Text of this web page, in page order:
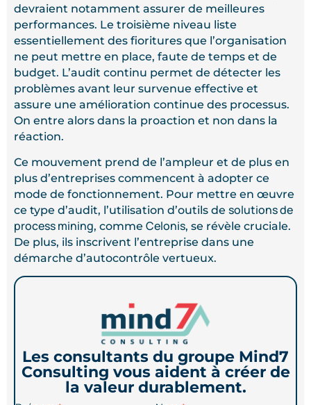
devraient notamment assurer de meilleures
performances. Le troisième niveau liste
essentiellement des fioritures que l’organisation
ne peut mettre en place, faute de temps et de
budget. L’audit continu permet de détecter les
problèmes avant leur survenue effective et
assure une amélioration continue des processus.
On entre alors dans la proaction et non dans la
réaction.
Ce mouvement prend de l’ampleur et de plus en
plus d’entreprises commencent à adopter ce
mode de fonctionnement. Pour mettre en œuvre
ce type d’audit, l’utilisation d’outils de solutions de
process mining, comme Celonis, se révèle cruciale.
De plus, ils inscrivent l’entreprise dans une
démarche d’autocontrôle vertueux.
Les consultants du groupe Mind7
Consulting vous aident à créer de
la valeur durablement.